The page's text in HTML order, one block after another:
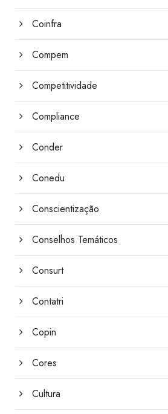
Coinfra
Compem
Competitividade
Compliance
Conder
Conedu
Conscientização
Conselhos Temáticos
Consurt
Contatri
Copin
Cores
Cultura